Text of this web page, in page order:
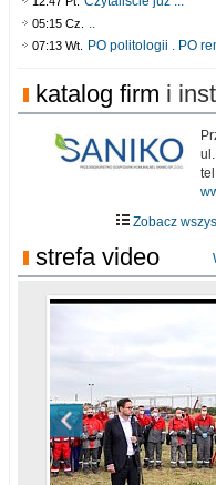
05:15 Cz. ..
07:13 Wt. PO politologii . PO
katalog firm i
Zobacz
strefa video
Ni To Ponk - W
sixf33t .Last Year
Włocławek
XXIII Sesja Rady
kadencji w dniu